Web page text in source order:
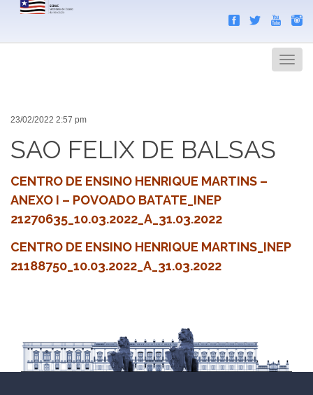
Menu
23/02/2022 2:57 pm
SAO FELIX DE BALSAS
CENTRO DE ENSINO HENRIQUE MARTINS –
ANEXO I – POVOADO BATATE_INEP
21270635_10.03.2022_A_31.03.2022
CENTRO DE ENSINO HENRIQUE MARTINS_INEP
21188750_10.03.2022_A_31.03.2022